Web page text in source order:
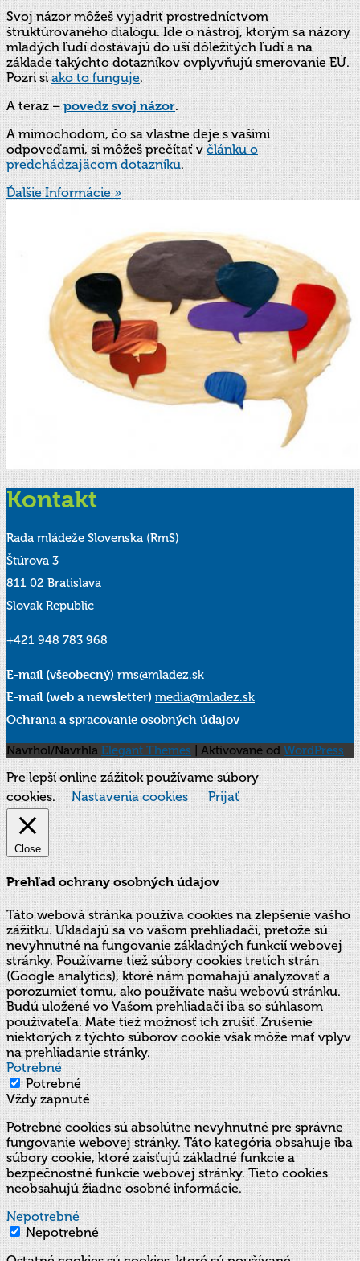
Svoj názor môžeš vyjadriť prostredníctvom
štruktúrovaného dialógu. Ide o nástroj, ktorým sa názory
mladých ľudí dostávajú do uší dôležitých ľudí a na
základe takýchto dotazníkov ovplyvňujú smerovanie EÚ.
Pozri siako to funguje.
A teraz –povedz svoj názor.
A mimochodom, čo sa vlastne deje s vašimi
odpoveďami, si môžeš prečítať včlánku o
predchádzajäcom dotazníku.
Ďalšie Informácie »
Kontakt
Rada mládeže Slovenska (RmS)
Štúrova 3
811 02 Bratislava
Slovak Republic
+421 948 783 968
E-mail (všeobecný) rms@mladez.sk
E-mail (web a newsletter) media@mladez.sk
Ochrana a spracovanie osobných údajov
Navrhol/Navrhla Elegant Themes | Aktivované od WordPress
Pre lepší online zážitok používame súbory
cookies.
Nastavenia cookies Prijať
Close
Prehľad ochrany osobných údajov
Táto webová stránka používa cookies na zlepšenie vášho
zážitku. Ukladajú sa vo vašom prehliadači, pretože sú
nevyhnutné na fungovanie základných funkcií webovej
stránky. Používame tiež súbory cookies tretích strán
(Google analytics), ktoré nám pomáhajú analyzovať a
porozumieť tomu, ako používate našu webovú stránku.
Budú uložené vo Vašom prehliadači iba so súhlasom
používateľa. Máte tiež možnosť ich zrušiť. Zrušenie
niektorých z týchto súborov cookie však môže mať vplyv
na prehliadanie stránky.
Potrebné
Potrebné
Vždy zapnuté
Potrebné cookies sú absolútne nevyhnutné pre správne
fungovanie webovej stránky. Táto kategória obsahuje iba
súbory cookie, ktoré zaisťujú základné funkcie a
bezpečnostné funkcie webovej stránky. Tieto cookies
neobsahujú žiadne osobné informácie.
Nepotrebné
Nepotrebné